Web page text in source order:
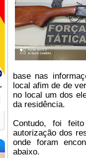
base nas
local afim de de
no local um dos
da residência.
Contudo, foi
autorização dos
onde foram
abaixo.